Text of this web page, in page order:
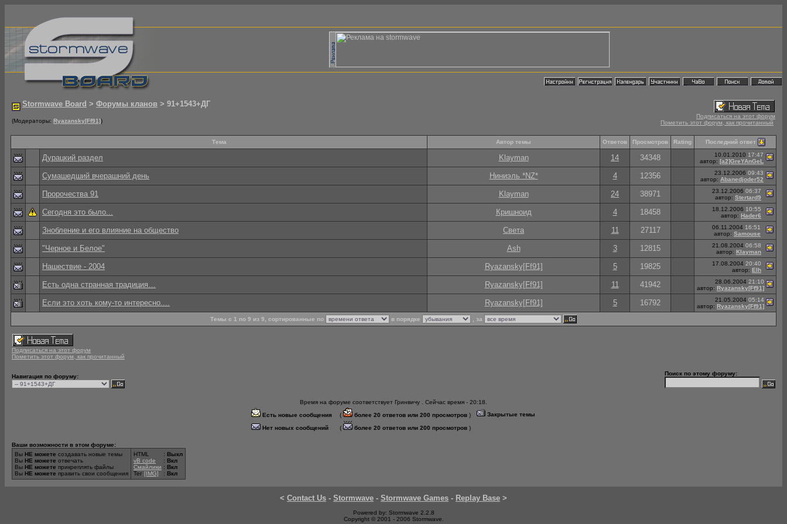
Stormwave Board > Форумы кланов > 91+1543+ДГ
(Модераторы: Ryazansky[Ff91])
Подписаться на этот форум
Пометить этот форум, как прочитанный
Тема Автор темы Ответов Просмотров Rating Последний ответ
Дурацкий раздел Klayman 14 34348 10.01.2010 17:47
автор: [a2]GreYAnGeL
Сумашедший вчерашний день Ниниэль *NZ* 4 12356 23.12.2006 09:43
автор: Abanedjoder52
Пророчества 91 Klayman 24 38971 23.12.2006 06:37
автор: Stertard9
Сегодня это было... Кришноид 4 18458 18.12.2006 10:55
автор: Hader6
Знобление и его влияние на общество Света 11 27117 06.11.2004 16:51
автор: Samouse
"Черное и Белое" Ash 3 12815 21.08.2004 06:58
автор: Klayman
Нашествие - 2004 Ryazansky[Ff91] 5 19825 17.08.2004 20:40
автор: Elh
Есть одна странная традиция… Ryazansky[Ff91] 11 41942 28.06.2004 21:10
автор: Ryazansky[Ff91]
Если это хоть кому-то интересно.... Ryazansky[Ff91] 5 16792 21.05.2004 05:14
автор: Ryazansky[Ff91]
Темы с 1 по 9 из 9, сортированные по
в порядке , за
Подписаться на этот форум
Пометить этот форум, как прочитанный
Навигация по форуму: Поиск по этому форуму:
Время на форуме соответствует Гринвичу . Сейчас время - 20:18.
Есть новые сообщения
( более 20 ответов или 200 просмотров ) Закрытые темы
Нет новых сообщений ( более 20 ответов или 200 просмотров )
Ваши возможности в этом форуме:
Вы НЕ можете создавать новые темы
Вы НЕ можете отвечать
Вы НЕ можете прикреплять файлы
Вы НЕ можете править свои сообщения
HTML
vB code
Смайлики
Тег [IMG]
: Выкл
: Вкл
: Вкл
: Вкл
< Contact Us - Stormwave - Stormwave Games - Replay Base >
Powered by: Stormwave 2.2.8
Copyright © 2001 - 2006 Stormwave.